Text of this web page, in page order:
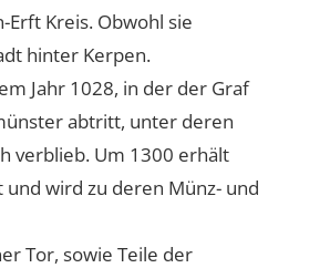
Kreis. Obwohl sie
hinter Kerpen.
Jahr 1028, in der der Graf
abtritt, unter deren
verblieb. Um 1300 erhält
wird zu deren Münz- und
Tor, sowie Teile der